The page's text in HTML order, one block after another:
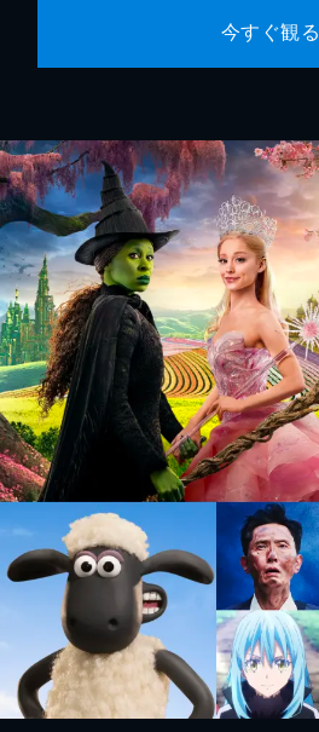
今すぐ観る